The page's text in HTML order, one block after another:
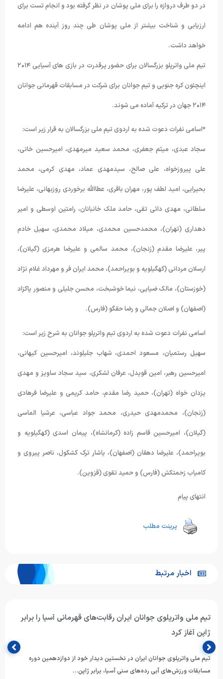
در دو طرف دروازه را برای ملی پوشان در نظر گرفته بود و انجام تست برای
ارزیابی و شناخت بیشتر از ملی پوشان طی چند روز آینده هم ادامه
خواهد داشت.
تیم ملی واترپلو بزرگسالان برای حضور پرقدرت در بازی های آسیایی ۲۰۱۴
اینچئون کره جنوبی و تیم جوانان برای شرکت در مسابقات قهرمانی جوانان
۲۰۱۴ جهان در ترکیه آماده می شوند.
*اسامی نفرات دعوت شده به اردوی تیم ملی بزرگسالان به قرار زیر است:
سجاد عبدی، میثم جعفری، محمد سعید میرمهدی، امیرحسین خانی،
علی پیروزخواه، علی صالح، سیدمهدی عماد، مهدی کرمی، محمد
بحیرایی، امید لطف پور، مهران باقری، عطاالله برخوردی روزبهانی، علیرضا
سلطانی، مهدی دائی تقی، حامد ملک خانبانان، رامتین اوسطی و امیر
دهداری (تهران)، محمدحسین محمدی، میلاد محمدی، سهیل خادم
پیر، علیرضا مقدم (زنجان)، محمد سالمی و علیرضا هرمزی (گیلان)،
ارسلان مردانی (کهگیلویه و بویراحمد)، محمد ایران فر و مهرداد غلام نژاد
(خوزستان)، مالک ضیایی، نیما خوشبخت، محسن جلیلی و منصور پاکزاد
(اصفهان) و اصلان جمالی و رضا حقگو (فارس).
اسامی نفرات دعوت شده به اردوی تیم واترپلو جوانان به شرح زیر است:
سهیل رستمیان، مسعود احمدی، شهاب جلیلوند، امیرحسین کیهانی،
امیرحسین رهبر، امین قویدل، عرفان لشکری، سید سجاد ساویز و مهدی
یزدان خواه (تهران)، حمید رضا مقدم، حامد کریمی و علیرضا فرهادی
(زنجان)، محمدمهدی حیدری، محمد جواد عباسی، عرشیا الماسی
(گیلان)، امیرحسین قاسم زاده (کرمانشاه)، پیمان اسدی (کهگیلویه و
بویراحمد)، علیرضا دهقان (اصفهان)، یاشار ترک کشکول، ناصر پیروی و
کامیاب زحمتکش (فارس) و حمید تقوی (قزوین).
انتهای پیام
پرینت مطلب
اخبار مرتبط
تیم ملی واترپلوی جوانان ایران رقابت‌های قهرمانی آسیا را برابر
ژاپن آغاز کرد
تیم ملی واترپلوی جوانان ایران در نخستین دیدار خود از دوازدهمین دوره
مسابقات ورزش‌های آبی رده‌های سنی آسیا، برابر ژاپن…